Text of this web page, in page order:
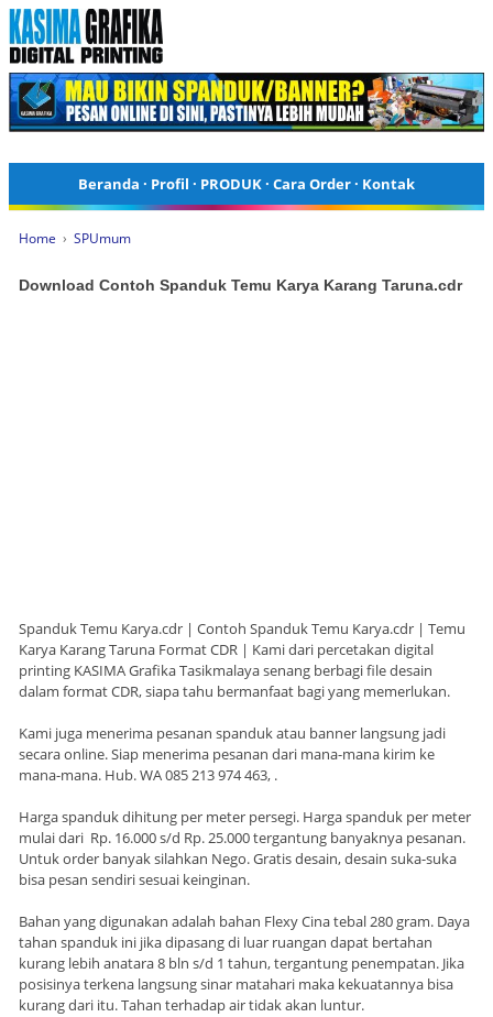
Beranda · Profil · PRODUK· Cara Order· Kontak
Home › SPUmum
Download Contoh Spanduk Temu Karya Karang Taruna.cdr
Spanduk Temu Karya.cdr | Contoh Spanduk Temu Karya.cdr | Temu
Karya Karang Taruna Format CDR | Kami dari percetakan digital
printing KASIMA Grafika Tasikmalaya senang berbagi file desain
dalam format CDR, siapa tahu bermanfaat bagi yang memerlukan.
Kami juga menerima pesanan spanduk atau banner langsung jadi
secara online. Siap menerima pesanan dari mana-mana kirim ke
mana-mana. Hub. WA 085 213 974 463, .
Harga spanduk dihitung per meter persegi. Harga spanduk per meter
mulai dari Rp. 16.000 s/d Rp. 25.000 tergantung banyaknya pesanan.
Untuk order banyak silahkan Nego. Gratis desain, desain suka-suka
bisa pesan sendiri sesuai keinginan.
Bahan yang digunakan adalah bahan Flexy Cina tebal 280 gram. Daya
tahan spanduk ini jika dipasang di luar ruangan dapat bertahan
kurang lebih anatara 8 bln s/d 1 tahun, tergantung penempatan. Jika
posisinya terkena langsung sinar matahari maka kekuatannya bisa
kurang dari itu. Tahan terhadap air tidak akan luntur.